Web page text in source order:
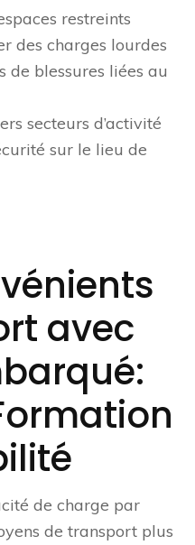
restreints
des charges lourdes
de blessures liées au
secteurs d’activité
sur le lieu de
avec
de charge par
de transport plus